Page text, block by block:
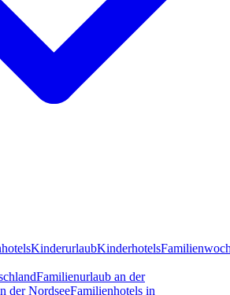
KinderurlaubKinderhotels
Familienurlaub an der
der NordseeFamilienhotels in